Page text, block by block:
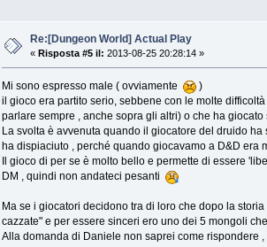
Re:[Dungeon World] Actual Play
« Risposta #5 il: 2013-08-25 20:28:14 »
Mi sono espresso male ( ovviamente
)
il gioco era partito serio, sebbene con le molte
parlare sempre , anche sopra gli altri) o che ha
La svolta è avvenuta quando il giocatore del druido
ha dispiaciuto , perché quando giocavamo a D&D
Il gioco di per se è molto bello e permette di essere
DM , quindi non andateci pesanti
Ma se i giocatori decidono tra di loro che dopo la
cazzate" e per essere sinceri ero uno dei 5 mongoli
Alla domanda di Daniele non saprei come rispondere